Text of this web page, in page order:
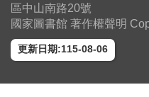
區中山南路20號
國家圖書館 著作權聲明
更新日期:115-08-06